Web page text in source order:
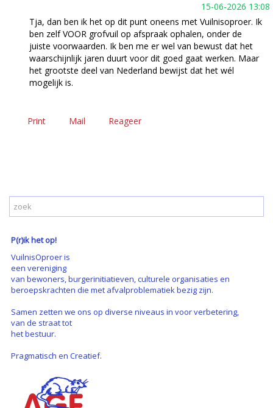
15-06-2026 13:08
Tja, dan ben ik het op dit punt oneens met Vuilnisoproer. Ik
ben zelf VOOR grofvuil op afspraak ophalen, onder de
juiste voorwaarden. Ik ben me er wel van bewust dat het
waarschijnlijk jaren duurt voor dit goed gaat werken. Maar
het grootste deel van Nederland bewijst dat het wél
mogelijk is.
Print Mail Reageer
P(r)ik het op!
VuilnisOproer is
een vereniging
van bewoners, burgerinitiatieven, culturele organisaties en
beroepskrachten die met afvalproblematiek bezig zijn.
Samen zetten we ons op diverse niveaus in voor verbetering,
van de straat tot
het bestuur.
Pragmatisch en Creatief.